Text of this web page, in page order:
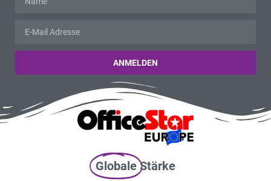
ANMELDEN
Globale Stärke